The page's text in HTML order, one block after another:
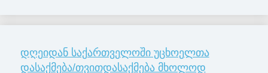
დღეიდან საქართველოში უცხოელთა
დასაქმება/თვითდასაქმება მხოლოდ